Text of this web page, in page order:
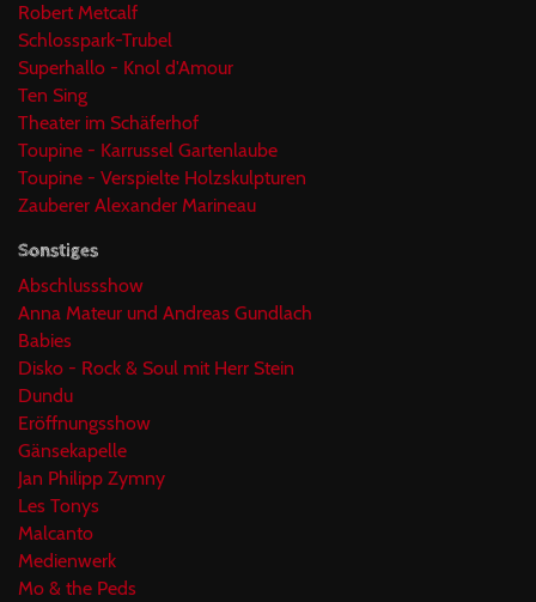
Robert Metcalf
Schlosspark-Trubel
Superhallo - Knol d'Amour
Ten Sing
Theater im Schäferhof
Toupine - Karrussel Gartenlaube
Toupine - Verspielte Holzskulpturen
Zauberer Alexander Marineau
Sonstiges
Abschlussshow
Anna Mateur und Andreas Gundlach
Babies
Disko - Rock & Soul mit Herr Stein
Dundu
Eröffnungsshow
Gänsekapelle
Jan Philipp Zymny
Les Tonys
Malcanto
Medienwerk
Mo & the Peds